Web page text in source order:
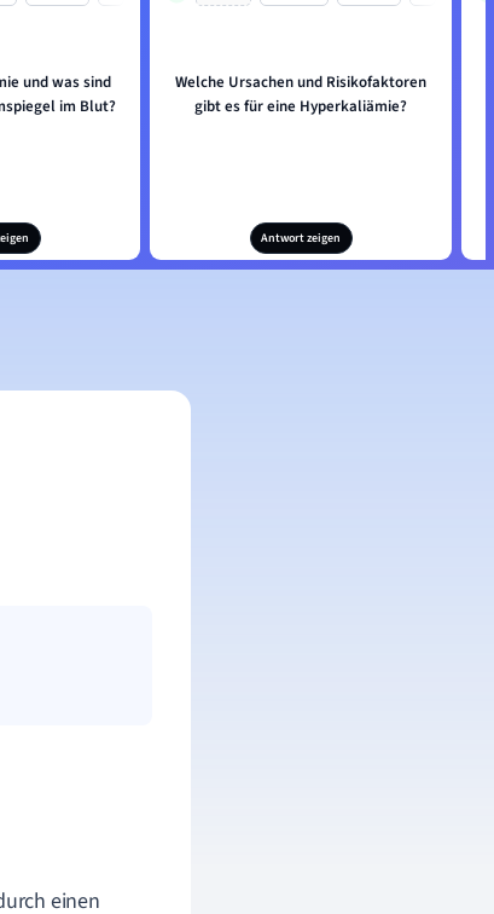
und was sind
im Blut?
Welche Ursachen und Risikofaktoren
gibt es für eine Hyperkaliämie?
Antwort zeigen
einen